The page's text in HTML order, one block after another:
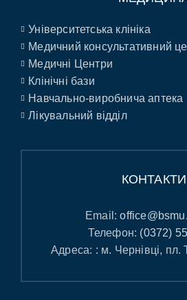
Університетська клініка
Медичний консультативний
Медичні Центри
Клінічні бази
Навчально-виробнича аптека
Лікувальний відділ
КОНТАКТИ
Email:
Телефон: (0372)
Адреса: : м. Чернівці, пл.